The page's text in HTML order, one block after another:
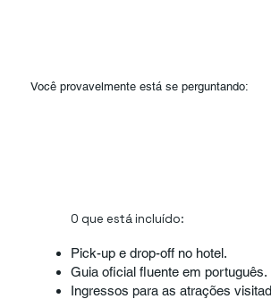
Você provavelmente está se perguntando:
O que está incluído:
Pick-up e drop-off no hotel.
Guia oficial fluente em português.
Ingressos para as atrações